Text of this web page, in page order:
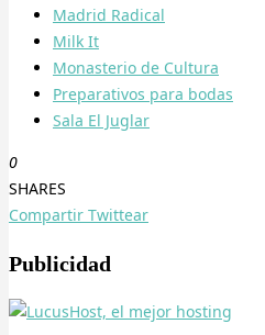
Madrid Radical
Milk It
Monasterio de Cultura
Preparativos para bodas
Sala El Juglar
0
SHARES
Compartir Twittear
Publicidad